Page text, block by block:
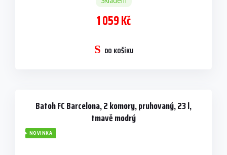
1 059 Kč
DO KOŠÍKU
Batoh FC Barcelona, 2 komory, pruhovaný, 23 l,
tmavě modrý
NOVINKA